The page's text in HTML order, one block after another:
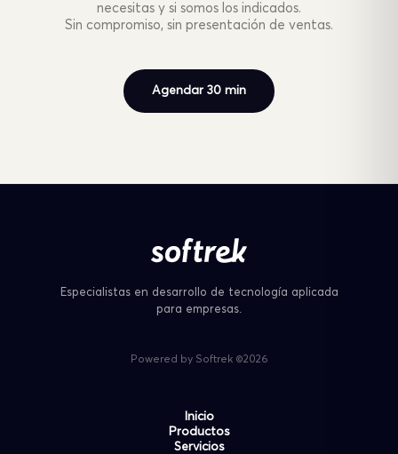
necesitas y si somos los indicados.
Sin compromiso, sin presentación de ventas.
Agendar 30 min
Inicio
Productos
Servicios
Especialistas en desarrollo de tecnología aplicada
para empresas.
Powered by Softrek ©2026